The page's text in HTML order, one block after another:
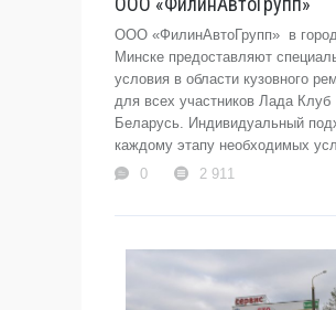
ООО «ФилинАвтоГрупп» в
Минске предоставляют
условия в области кузовного
для всех участников Лада Клуб
Беларусь. Индивидуальный
каждому этапу необходимых
0
2 911